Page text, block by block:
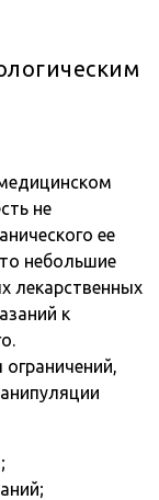
не
ее
небольшие
лекарственных
к